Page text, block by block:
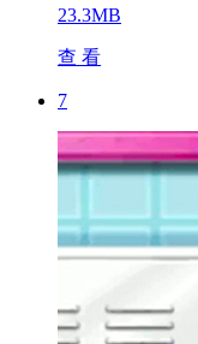
23.3MB
查 看
7